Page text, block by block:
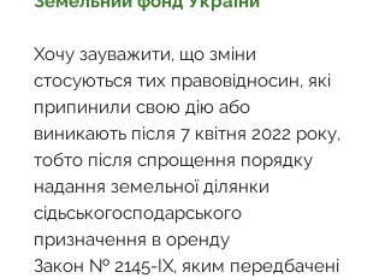
Хочу зауважити, що зміни
стосуються тих правовідносин, які
припинили свою дію або
виникають після 7 квітня 2022 року,
тобто після спрощення порядку
надання земельної ділянки
сідьськогосподарського
призначення в оренду
Закон № 2145-IX, яким передбачені